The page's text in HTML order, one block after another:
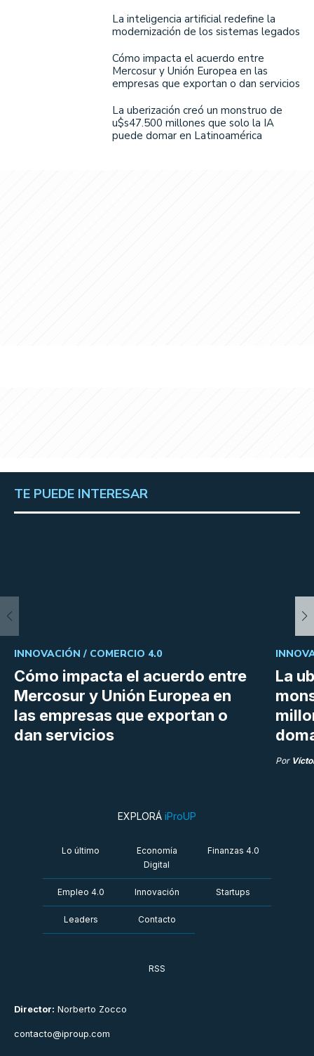
La inteligencia artificial redefine la
modernización de los sistemas legados
Cómo impacta el acuerdo entre
Mercosur y Unión Europea en las
empresas que exportan o dan servicios
La uberización creó un monstruo de
u$s47.500 millones que solo la IA
puede domar en Latinoamérica
TE PUEDE INTERESAR
Cómo impacta el acuerdo entre
Mercosur y Unión Europea en
las empresas que exportan o
dan servicios
INNOVACIÓN / COMERCIO 4.0
La
Por
Director: Norberto Zocco
contacto@iproup.com
EXPLORÁ iProUP
Lo último
Economía
Digital
Finanzas 4.0
Empleo 4.0 Innovación Startups
Leaders Contacto
RSS